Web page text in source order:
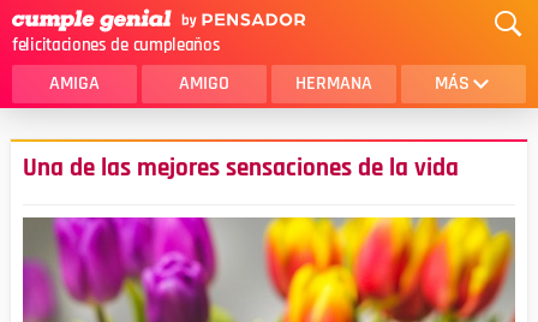
felicitaciones de cumpleaños
AMIGA AMIGO HERMANA MÁS
MAMA
AMOR
SOBRINA
HIJA
HERMANO
HIJO
Una de las mejores sensaciones de la vida